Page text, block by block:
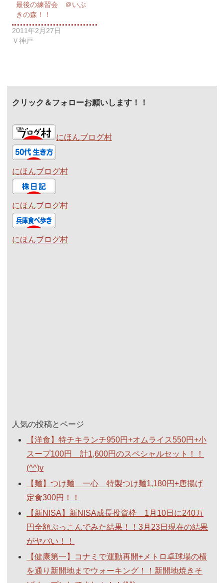
最後の練習会 ＠いぶ
きの森！！
2011年2月27日
Ｖ神戸
クリック＆フォローお願いします！！
にほんブログ村
にほんブログ村
にほんブログ村
にほんブログ村
人気の投稿とページ
【洋食】特チキランチ950円+オムライス550円+小
スープ100円 計1,600円のスペシャルセット！！
(^^)v
【麺】つけ麺 一心 特製つけ麺1,180円+唐揚げ
定食300円！！
【新NISA】新NISA成長投資枠 1月10日に240万
円全額ぶっこんでみた結果！！3月23日現在の結果
がヤバい！！
【健康第一】コナミで運動再開+メトロ卓球場の横
を通り新開地までウォーキング！！新開地焼きそ